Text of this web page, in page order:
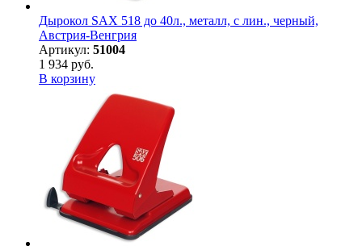
Дырокол SAX 518 до 40л., металл, с лин., черный,
Австрия-Венгрия
Артикул: 51004
1 934 руб.
В корзину